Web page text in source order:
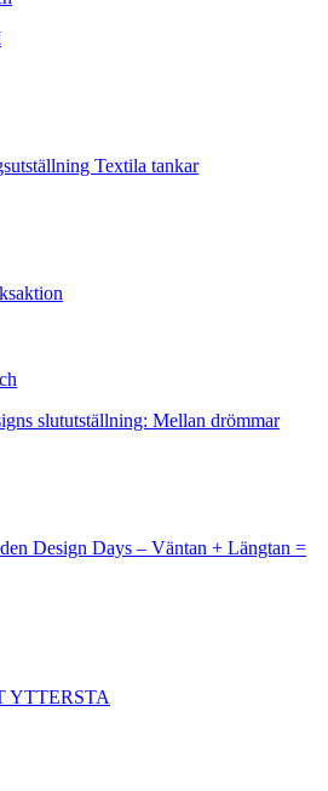
Textila tankar
slututställning: Mellan drömmar
Design Days – Väntan + Längtan =
YTTERSTA